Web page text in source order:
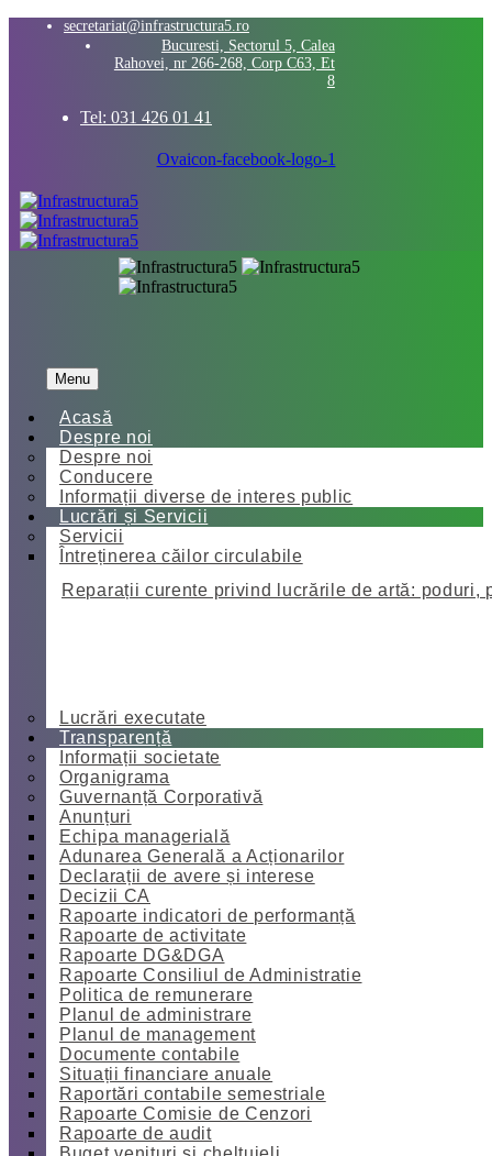
secretariat@infrastructura5.ro
Bucuresti, Sectorul 5, Calea
Rahovei, nr 266-268, Corp C63, Et
8
Tel: 031 426 01 41
Ovaicon-facebook-logo-1
Menu
Acasă
Despre noi
Despre noi
Conducere
Informații diverse de interes public
Lucrări și Servicii
Servicii
Întreținerea căilor circulabile
Reparații curente privind lucrările de artă: poduri,
Lucrări executate
Transparență
Informații societate
Organigrama
Guvernanță Corporativă
Anunțuri
Echipa managerială
Adunarea Generală a Acționarilor
Declarații de avere și interese
Decizii CA
Rapoarte indicatori de performanță
Rapoarte de activitate
Rapoarte DG&DGA
Rapoarte Consiliul de Administratie
Politica de remunerare
Planul de administrare
Planul de management
Documente contabile
Situații financiare anuale
Raportări contabile semestriale
Rapoarte Comisie de Cenzori
Rapoarte de audit